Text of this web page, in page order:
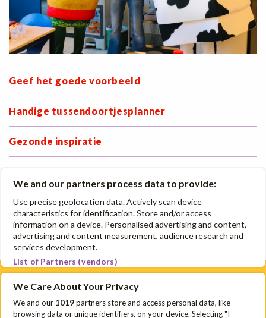
Geef het goede voorbeeld
Handige tussendoortjesplanner
Gezonde inspiratie
Breng je ouder-skills op smaak!
Overtuig je school
Waarom Oog voor Lekkers een slimme keuze is
Schrijf je in voor onze nieuwsbrief
We and our partners process data to provide:
Use precise geolocation data. Actively scan device
characteristics for identification. Store and/or access
information on a device. Personalised advertising and content,
advertising and content measurement, audience research and
services development.
List of Partners (vendors)
We Care About Your Privacy
We and our 1019partners store and access personal data, like
browsing data or unique identifiers, on your device. Selecting "I